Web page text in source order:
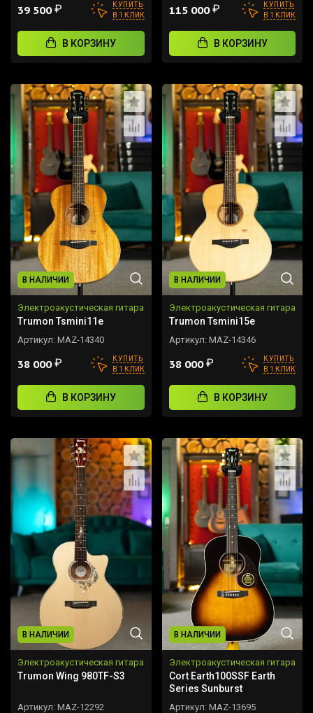
39 500₽
КУПИТЬ
В 1 КЛИК
В КОРЗИНУ
115 000₽
КУПИТЬ
В 1 КЛИК
В КОРЗИНУ
В НАЛИЧИИ
Электроакустическая гитара
Trumon Tsmini11e
Артикул: MAZ-14340
38 000₽
КУПИТЬ
В 1 КЛИК
В КОРЗИНУ
В НАЛИЧИИ
Электроакустическая гитара
Trumon Tsmini15e
Артикул: MAZ-14346
38 000₽
КУПИТЬ
В 1 КЛИК
В КОРЗИНУ
В НАЛИЧИИ
Электроакустическая гитара
Trumon Wing 980TF-S3
Артикул: MAZ-12292
В НАЛИЧИИ
Электроакустическая гитара
Cort Earth100SSF Earth
Series Sunburst
Артикул: MAZ-13695